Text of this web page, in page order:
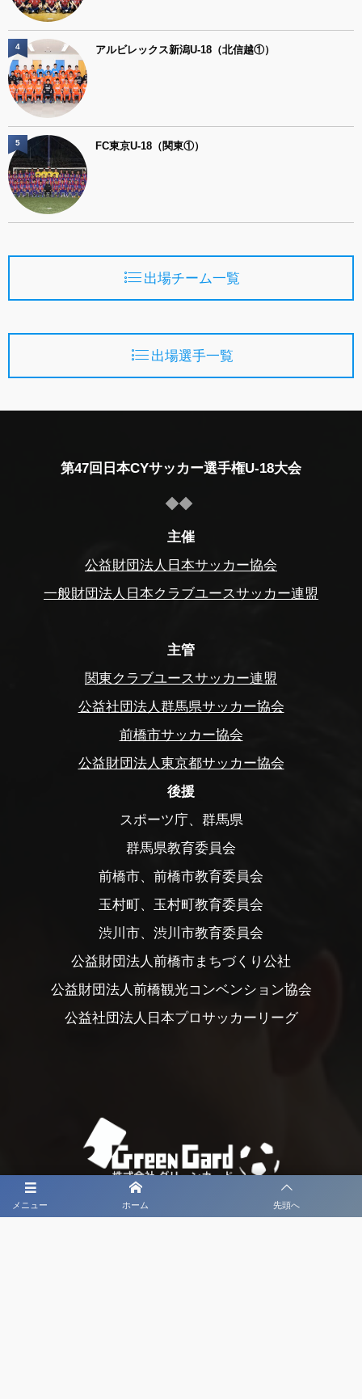
アルビレックス新潟U-18（北信越①）
4
FC東京U-18（関東①）
5
出場チーム一覧
出場選手一覧
メニュー ホーム 先頭へ
第47回日本CYサッカー選手権U-18大会
主催
公益財団法人日本サッカー協会
一般財団法人日本クラブユースサッカー連盟
主管
関東クラブユースサッカー連盟
公益社団法人群馬県サッカー協会
前橋市サッカー協会
公益財団法人東京都サッカー協会
後援
スポーツ庁、群馬県
群馬県教育委員会
前橋市、前橋市教育委員会
玉村町、玉村町教育委員会
渋川市、渋川市教育委員会
公益財団法人前橋市まちづくり公社
公益財団法人前橋観光コンベンション協会
公益社団法人日本プロサッカーリーグ